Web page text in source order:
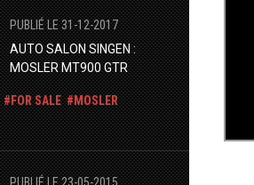
PUBLIÉ LE 31-12-2017
AUTO SALON SINGEN :
MOSLER MT900 GTR
FOR SALE
MOSLER
PUBLIÉ LE 23-05-2015